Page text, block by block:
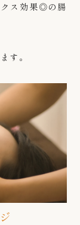
ス効果◎の腸
す。